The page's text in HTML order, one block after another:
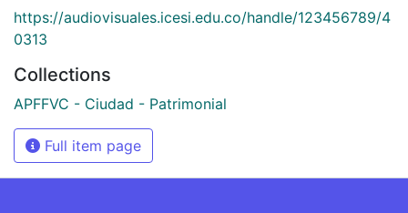
https://audiovisuales.icesi.edu.co/handle/123456789/4
0313
Collections
APFFVC - Ciudad - Patrimonial
Full item page